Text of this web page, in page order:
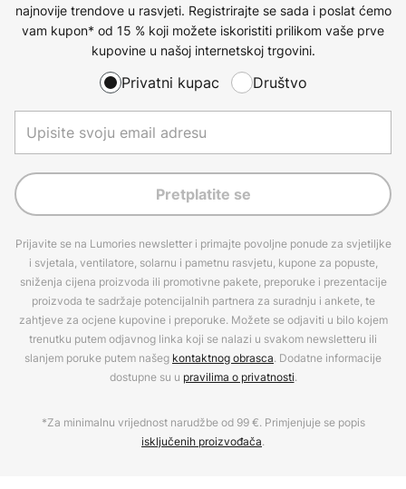
najnovije trendove u rasvjeti. Registrirajte se sada i poslat ćemo
vam kupon* od 15 % koji možete iskoristiti prilikom vaše prve
kupovine u našoj internetskoj trgovini.
Privatni kupac Društvo
Pretplatite se
Prijavite se na Lumories newsletter i primajte povoljne ponude za svjetiljke
i svjetala, ventilatore, solarnu i pametnu rasvjetu, kupone za popuste,
sniženja cijena proizvoda ili promotivne pakete, preporuke i prezentacije
proizvoda te sadržaje potencijalnih partnera za suradnju i ankete, te
zahtjeve za ocjene kupovine i preporuke. Možete se odjaviti u bilo kojem
trenutku putem odjavnog linka koji se nalazi u svakom newsletteru ili
slanjem poruke putem našeg kontaktnog obrasca. Dodatne informacije
dostupne su u pravilima o privatnosti.
*Za minimalnu vrijednost narudžbe od 99 €. Primjenjuje se popis
isključenih proizvođača.